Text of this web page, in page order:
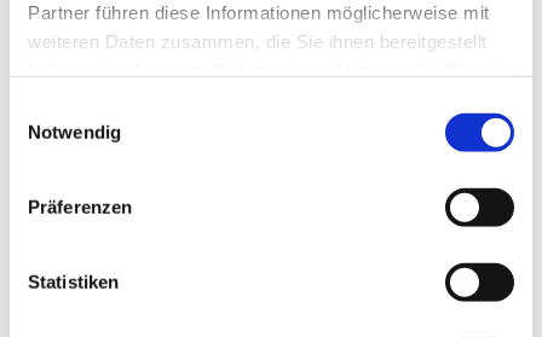
Partner führen diese Informationen möglicherweise mit
weiteren Daten zusammen, die Sie ihnen bereitgestellt
Notwendig
Präferenzen
Statistiken